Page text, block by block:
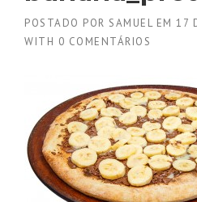
POSTADO POR SAMUELEM 17
WITH 0 COMENTÁRIOS